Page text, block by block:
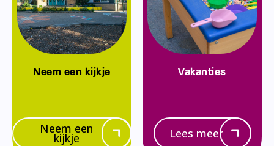
Neem een kijkje
Neem een
kijkje
Vakanties
Lees meer